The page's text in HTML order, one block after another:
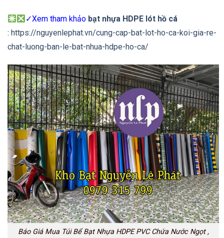
✓Xem tham khảo bạt nhựa HDPE lót hồ cá
: https://nguyenlephat.vn/cung-cap-bat-lot-ho-ca-koi-gia-re-
chat-luong-ban-le-bat-nhua-hdpe-ho-ca/
Báo Giá Mua Túi Bể Bạt Nhựa HDPE PVC Chứa Nước Ngọt ,